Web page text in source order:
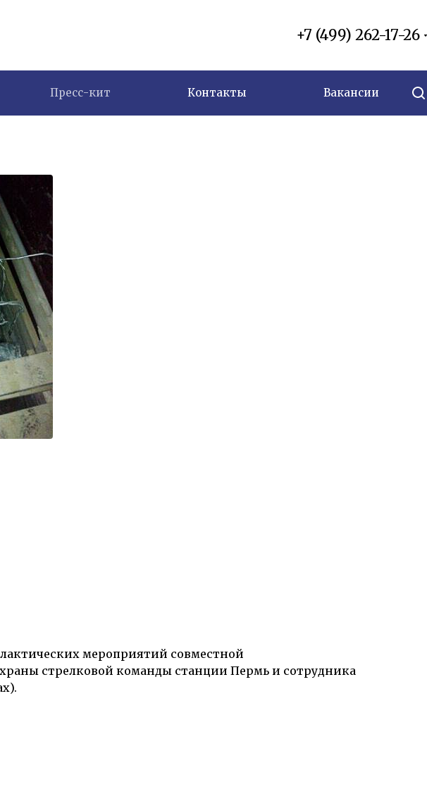
+7 (499) 262-17-26
Пресс-кит Контакты Вакансии
мероприятий совместной
стрелковой команды станции Пермь и сотрудника